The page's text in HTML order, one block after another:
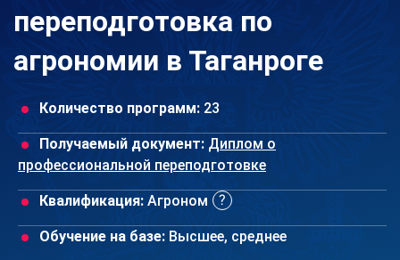
переподготовка по
агрономии в Таганроге
Количество программ: 23
Получаемый документ: Диплом о
профессиональной переподготовке
Квалификация: Агроном
Обучение на базе: Высшее, среднее